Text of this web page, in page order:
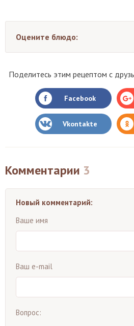
Оцените блюдо:
Поделитесь этим рецептом с
Facebook
Vkontakte
Комментарии 3
Новый комментарий:
Ваше имя
Ваш e-mail
Вопрос: